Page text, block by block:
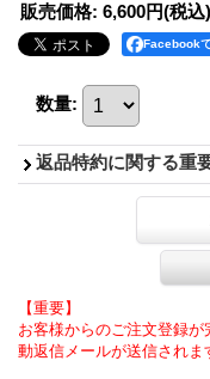
販売価格: 6,600円(税込)
Facebook
数量:
返品特約に関する重
【重要】
お客様からのご注文登録
動返信メールが送信されま